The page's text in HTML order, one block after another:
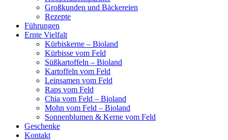
Großkunden und Bäckereien
Rezepte
Führungen
Ernte Vielfalt
Kürbiskerne – Bioland
Kürbisse vom Feld
Süßkartoffeln – Bioland
Kartoffeln vom Feld
Leinsamen vom Feld
Raps vom Feld
Chia vom Feld – Bioland
Mohn vom Feld – Bioland
Sonnenblumen & Kerne vom Feld
Geschenke
Kontakt